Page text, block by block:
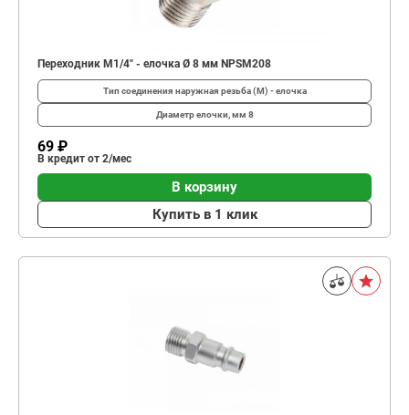
Переходник M1/4" - елочка Ø 8 мм NPSM208
Тип соединения наружная резьба (М) - елочка
Диаметр елочки, мм 8
69 ₽
В кредит от 2/мес
В корзину
Купить в 1 клик